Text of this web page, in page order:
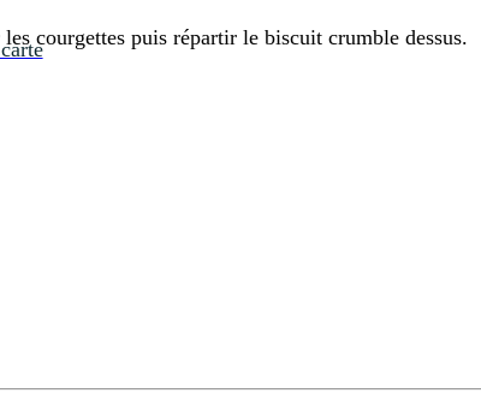
courgettes puis répartir le biscuit crumble dessus.